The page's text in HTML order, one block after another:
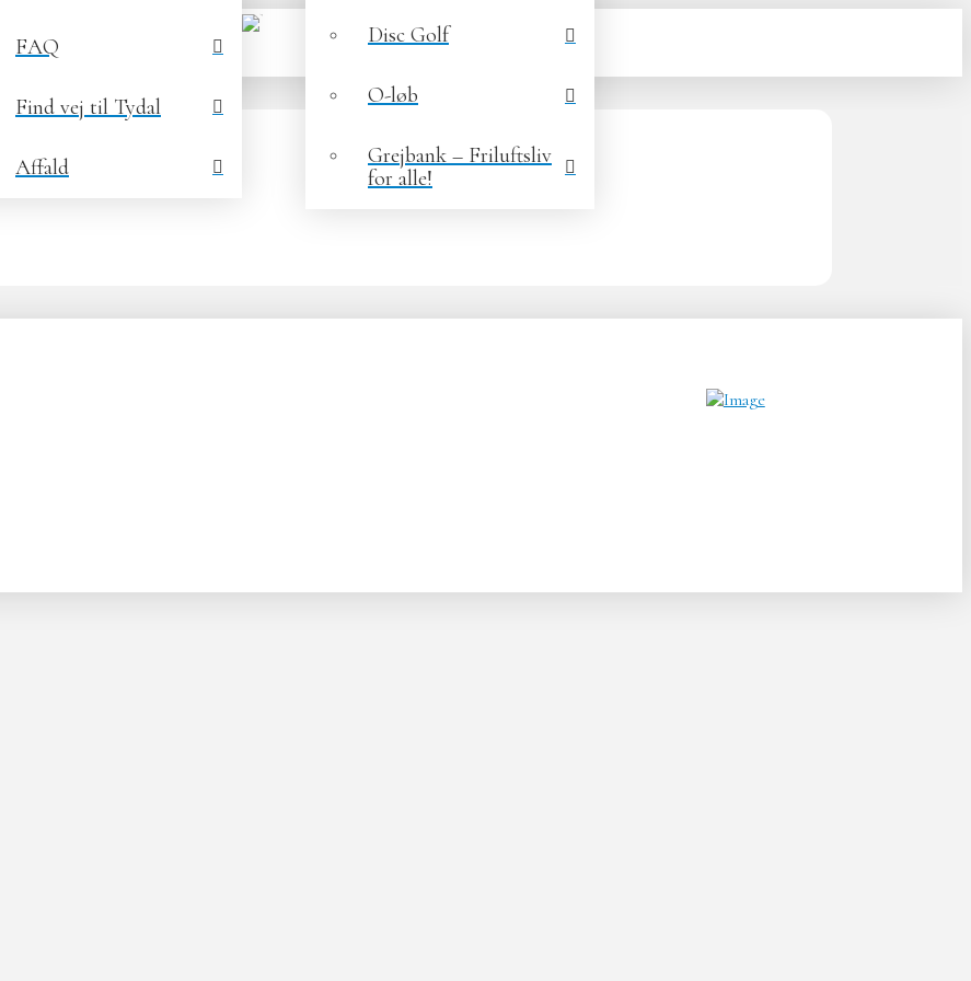
FAQ
Find vej til Tydal
Affald
Disc Golf
O-løb
Grejbank – Friluftsliv
for alle!